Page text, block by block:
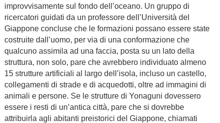
improvvisamente sul fondo dell’oceano. Un gruppo di
ricercatori guidati da un professore dell’Università del
Giappone concluse che le formazioni possano essere state
costruite dall’uomo, per via di una conformazione che
qualcuno assimila ad una faccia, posta su un lato della
struttura, non solo, pare che avrebbero individuato almeno
15 strutture artificiali al largo dell’isola, incluso un castello,
collegamenti di strade e di acquedotti, oltre ad immagini di
animali e persone. Se le strutture di Yonaguni dovessero
essere i resti di un’antica città, pare che si dovrebbe
attribuirla agli abitanti preistorici del Giappone, chiamati